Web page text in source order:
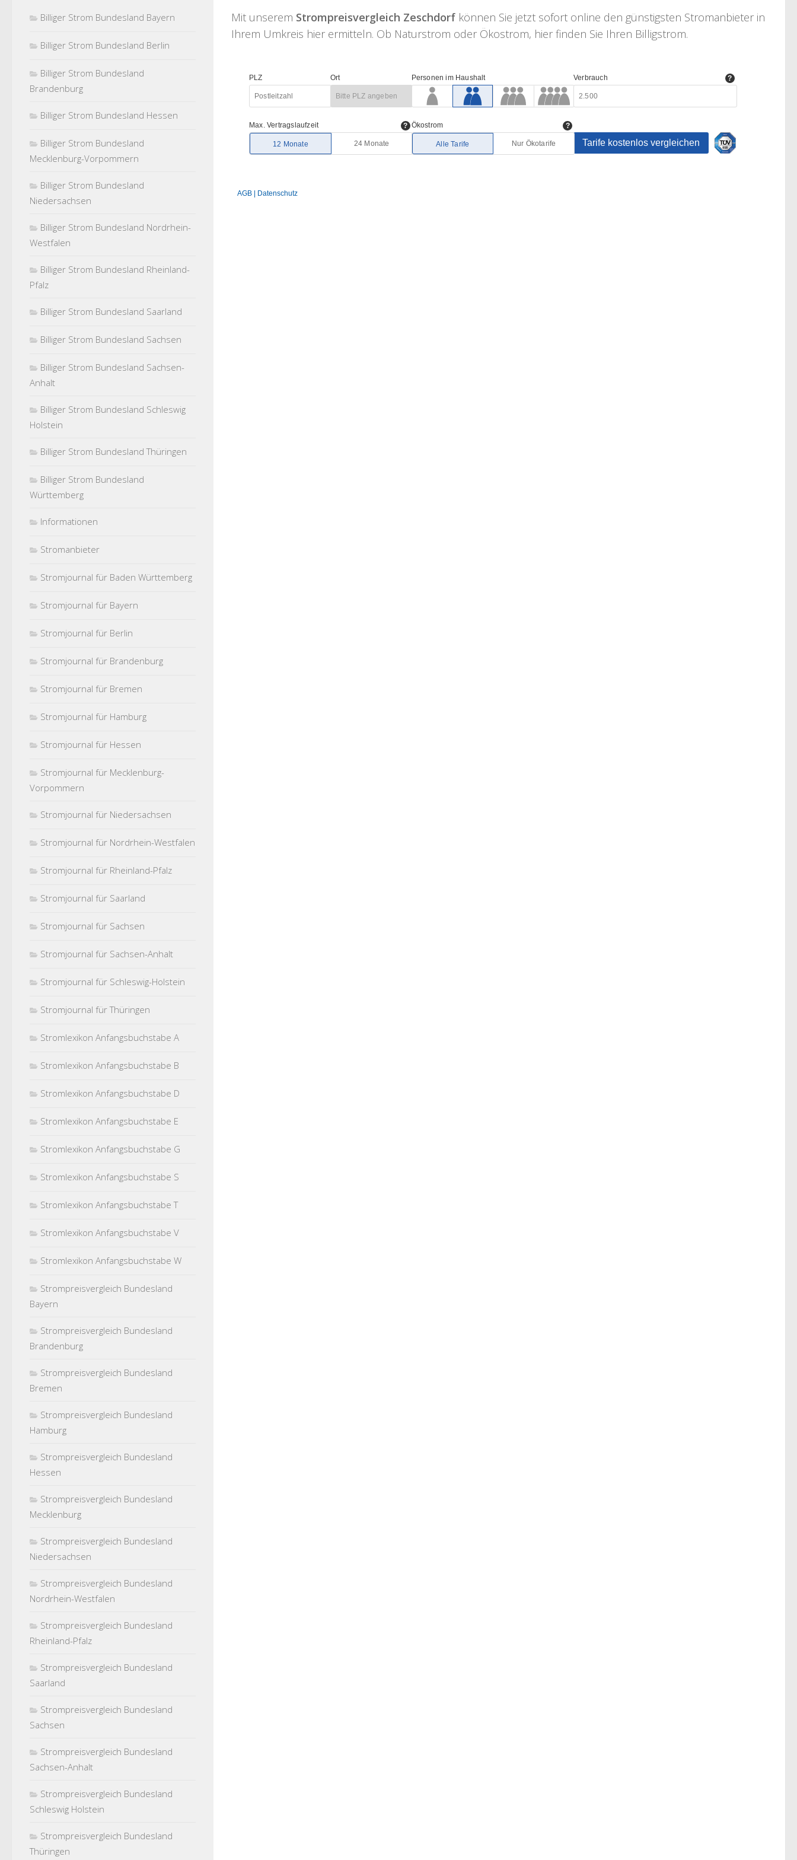
Mit unserem Strompreisvergleich Zeschdorf können Sie jetzt sofort online den günstigsten Stromanbieter in
Ihrem Umkreis hier ermitteln. Ob Naturstrom oder Ökostrom, hier finden Sie Ihren Billigstrom.
Billiger Strom Bundesland Bayern
Billiger Strom Bundesland Berlin
Billiger Strom Bundesland
Brandenburg
Billiger Strom Bundesland Hessen
Billiger Strom Bundesland
Mecklenburg-Vorpommern
Billiger Strom Bundesland
Niedersachsen
Billiger Strom Bundesland Nordrhein-
Westfalen
Billiger Strom Bundesland Rheinland-
Pfalz
Billiger Strom Bundesland Saarland
Billiger Strom Bundesland Sachsen
Billiger Strom Bundesland Sachsen-
Anhalt
Billiger Strom Bundesland Schleswig
Holstein
Billiger Strom Bundesland Thüringen
Billiger Strom Bundesland
Württemberg
Informationen
Stromanbieter
Stromjournal für Baden Württemberg
Stromjournal für Bayern
Stromjournal für Berlin
Stromjournal für Brandenburg
Stromjournal für Bremen
Stromjournal für Hamburg
Stromjournal für Hessen
Stromjournal für Mecklenburg-
Vorpommern
Stromjournal für Niedersachsen
Stromjournal für Nordrhein-Westfalen
Stromjournal für Rheinland-Pfalz
Stromjournal für Saarland
Stromjournal für Sachsen
Stromjournal für Sachsen-Anhalt
Stromjournal für Schleswig-Holstein
Stromjournal für Thüringen
Stromlexikon Anfangsbuchstabe A
Stromlexikon Anfangsbuchstabe B
Stromlexikon Anfangsbuchstabe D
Stromlexikon Anfangsbuchstabe E
Stromlexikon Anfangsbuchstabe G
Stromlexikon Anfangsbuchstabe S
Stromlexikon Anfangsbuchstabe T
Stromlexikon Anfangsbuchstabe V
Stromlexikon Anfangsbuchstabe W
Strompreisvergleich Bundesland
Bayern
Strompreisvergleich Bundesland
Brandenburg
Strompreisvergleich Bundesland
Bremen
Strompreisvergleich Bundesland
Hamburg
Strompreisvergleich Bundesland
Hessen
Strompreisvergleich Bundesland
Mecklenburg
Strompreisvergleich Bundesland
Niedersachsen
Strompreisvergleich Bundesland
Nordrhein-Westfalen
Strompreisvergleich Bundesland
Rheinland-Pfalz
Strompreisvergleich Bundesland
Saarland
Strompreisvergleich Bundesland
Sachsen
Strompreisvergleich Bundesland
Sachsen-Anhalt
Strompreisvergleich Bundesland
Schleswig Holstein
Strompreisvergleich Bundesland
Thüringen